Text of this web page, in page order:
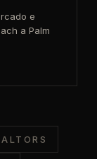
e
a Palm